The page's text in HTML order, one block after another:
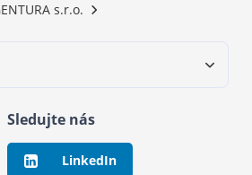
s.r.o.
Sledujte nás
LinkedIn